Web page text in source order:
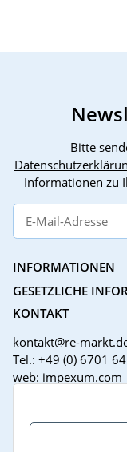
Bitte
Informationen zu
INFORMATIONEN
GESETZLICHE
KONTAKT
kontakt@re-
Tel.: +49 (0) 6701
web: impexum.com
Mo-Fr: 08:00 - 17:00